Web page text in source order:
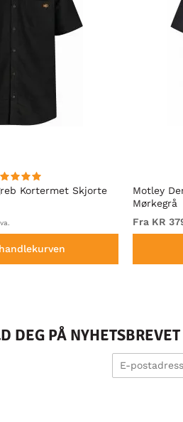
Kortermet Skjorte
Motley
Mørkegrå
Fra KR
DEG PÅ